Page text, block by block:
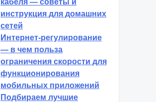
кабеля — советы и
инструкция для домашних
сетей
Интернет-регулирование
— в чем польза
ограничения скорости для
функционирования
мобильных приложений
Подбираем лучшие